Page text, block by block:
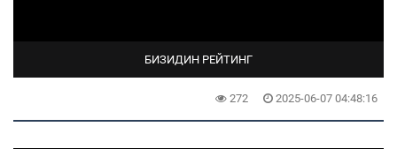
БИЗИДИН РЕЙТИНГ
272 2025-06-07 04:48:16